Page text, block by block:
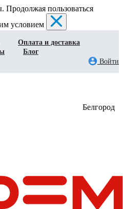
пользоваться
условием
Оплата и доставка
Блог
Войти
Белгород